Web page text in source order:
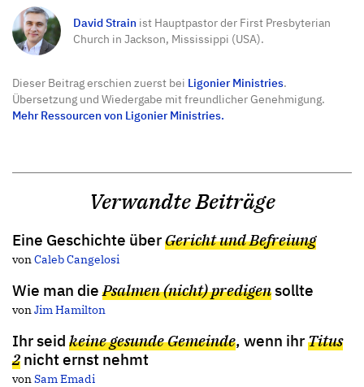
David Strain ist Hauptpastor der First Presbyterian
Church in Jackson, Mississippi (USA).
Dieser Beitrag erschien zuerst bei Ligonier Ministries.
Übersetzung und Wiedergabe mit freundlicher Genehmigung.
Mehr Ressourcen von Ligonier Ministries.
Verwandte Beiträge
Eine Geschichte überGericht und Befreiung
von Caleb Cangelosi
Wie man die Psalmen (nicht) predigensollte
von Jim Hamilton
Ihr seid keine gesunde Gemeinde, wenn ihrTitus
2 nicht ernst nehmt
von Sam Emadi